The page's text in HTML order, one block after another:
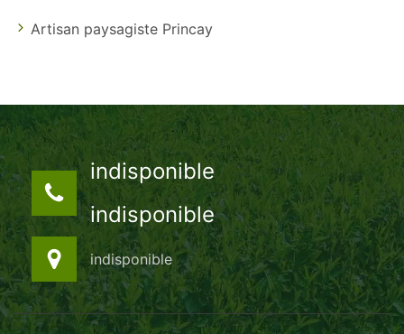
Artisan paysagiste Princay
indisponible
indisponible
indisponible